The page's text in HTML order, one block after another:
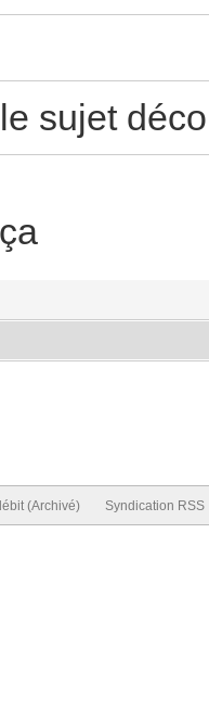
sujet
(Archivé) Syndication RSS